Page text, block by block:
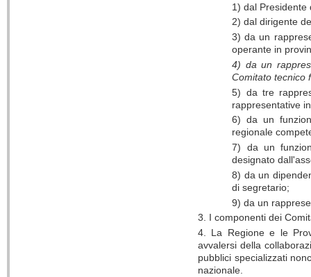
1) dal Presidente
2) dal dirigente
3) da un
operante in
4) da un
Comitato tecnico
5) da tre
rappresentative
6) da un
regionale
7) da un
designato
8) da un
di segretario;
9) da un
3. I componenti dei
4. La Regione e le
avvalersi della
pubblici specializzati
nazionale.